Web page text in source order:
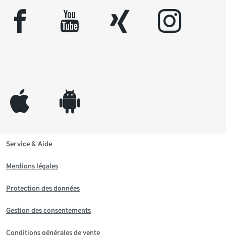
facebook youtube xing instagram
appleinc android
Service & Aide
Mentions légales
Protection des données
Gestion des consentements
Conditions générales de vente